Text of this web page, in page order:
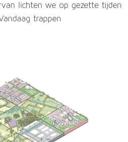
lichten we op gezette tijden
trappen